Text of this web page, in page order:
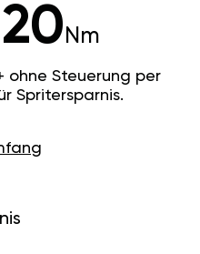
Nm
ohne Steuerung per
Spritersparnis.